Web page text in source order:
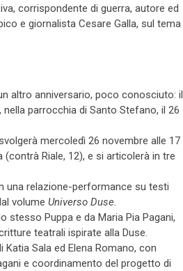
corrispondente di guerra, autore ed
e giornalista Cesare Galla, sul tema
altro anniversario, poco conosciuto: il
parrocchia di Santo Stefano, il 26
mercoledì 26 novembre alle 17
Riale, 12), e si articolerà in tre
una relazione-performance su testi
volume Universo Duse.
stesso Puppa e da Maria Pia Pagani,
teatrali ispirate alla Duse.
Katia Sala ed Elena Romano, con
e coordinamento del progetto di